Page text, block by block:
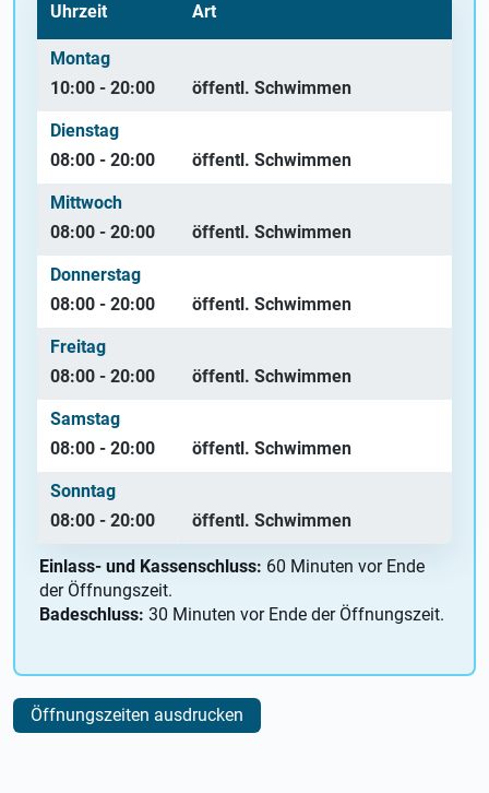
Uhrzeit Art
Montag
10:00 - 20:00
öffentl. Schwimmen
Dienstag
08:00 - 20:00
öffentl. Schwimmen
Mittwoch
08:00 - 20:00
öffentl. Schwimmen
Donnerstag
08:00 - 20:00
öffentl. Schwimmen
Freitag
08:00 - 20:00
öffentl. Schwimmen
Samstag
08:00 - 20:00
öffentl. Schwimmen
Sonntag
08:00 - 20:00
öffentl. Schwimmen
Einlass- und Kassenschluss: 60 Minuten vor Ende
der Öffnungszeit.
Badeschluss: 30 Minuten vor Ende der Öffnungszeit.
Öffnungszeiten ausdrucken